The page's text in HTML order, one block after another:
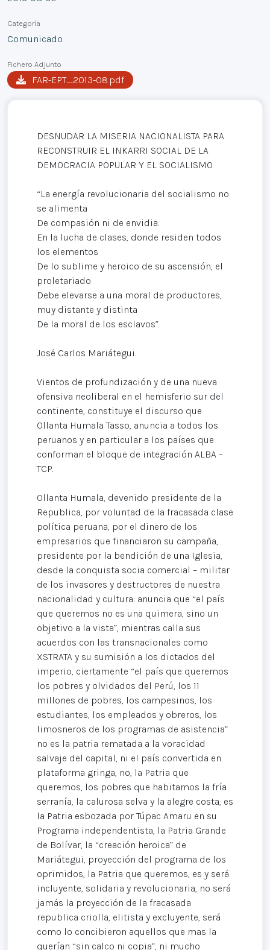
Categoría
Comunicado
Fichero Adjunto
FAR-EPT_2013-08.pdf
DESNUDAR LA MISERIA NACIONALISTA PARA
RECONSTRUIR EL INKARRI SOCIAL DE LA
DEMOCRACIA POPULAR Y EL SOCIALISMO
“La energía revolucionaria del socialismo no
se alimenta
De compasión ni de envidia.
En la lucha de clases, donde residen todos
los elementos
De lo sublime y heroico de su ascensión, el
proletariado
Debe elevarse a una moral de productores,
muy distante y distinta
De la moral de los esclavos”.
José Carlos Mariátegui.
Vientos de profundización y de una nueva
ofensiva neoliberal en el hemisferio sur del
continente, constituye el discurso que
Ollanta Humala Tasso, anuncia a todos los
peruanos y en particular a los países que
conforman el bloque de integración ALBA –
TCP.
Ollanta Humala, devenido presidente de la
Republica, por voluntad de la fracasada clase
política peruana, por el dinero de los
empresarios que financiaron su campaña,
presidente por la bendición de una Iglesia,
desde la conquista socia comercial – militar
de los invasores y destructores de nuestra
nacionalidad y cultura: anuncia que “el país
que queremos no es una quimera, sino un
objetivo a la vista”, mientras calla sus
acuerdos con las transnacionales como
XSTRATA y su sumisión a los dictados del
imperio, ciertamente “el país que queremos
los pobres y olvidados del Perú, los 11
millones de pobres, los campesinos, los
estudiantes, los empleados y obreros, los
limosneros de los programas de asistencia”
no es la patria rematada a la voracidad
salvaje del capital, ni el país convertida en
plataforma gringa, no, la Patria que
queremos, los pobres que habitamos la fría
serranía, la calurosa selva y la alegre costa, es
la Patria esbozada por Túpac Amaru en su
Programa independentista, la Patria Grande
de Bolívar, la “creación heroica” de
Mariátegui, proyección del programa de los
oprimidos, la Patria que queremos, es y será
incluyente, solidaria y revolucionaria, no será
jamás la proyección de la fracasada
republica criolla, elitista y excluyente, será
como lo concibieron aquellos que mas la
querían “sin calco ni copia”, ni mucho